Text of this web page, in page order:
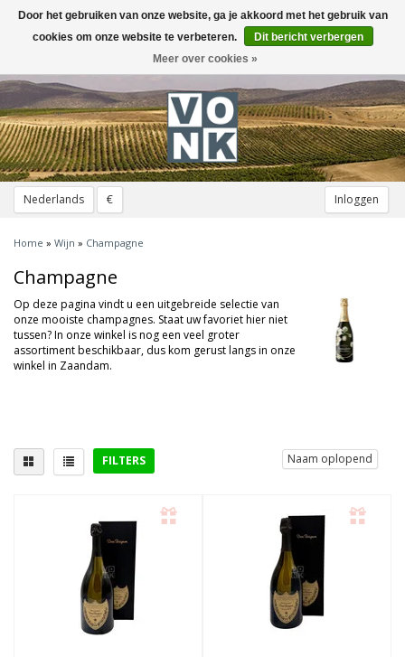
Nederlands € Inloggen
Toggle
navigation
Home » Wijn » Champagne
Champagne
Op deze pagina vindt u een uitgebreide selectie van
onze mooiste champagnes. Staat uw favoriet hier niet
tussen? In onze winkel is nog een veel groter
assortiment beschikbaar, dus kom gerust langs in onze
winkel in Zaandam.
FILTERS Naam oplopend
(1)
Aperitief(1)
Door het gebruiken van onze website, ga je akkoord met het gebruik van
cookies om onze website te verbeteren.
Dit bericht verbergen
Meer over cookies »